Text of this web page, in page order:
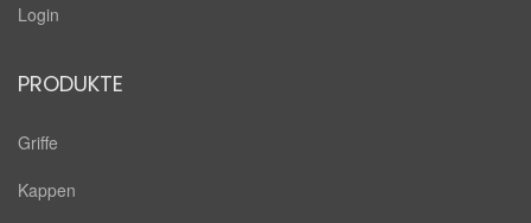
Login
PRODUKTE
Griffe
Kappen